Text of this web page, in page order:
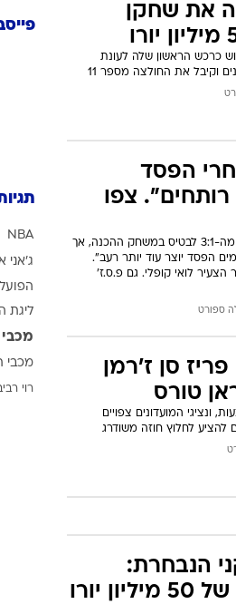
את שחקן
כרכש הראשון שלה לעונת
הפסד
צפו
מאמן ארסנל לא הסתיר את אכזבתו מה-3:1 לבטיס במשחק ההכנה, אך
הפסד יוצר עוד יותר רעב".
לואי קופלי. גם פ.ס.ז'
ספורט
סן ז'רמן
טורס
ונציגי המועדונים צפויים
להציע לחלוץ חוזה משודרג
הנבחרת:
יורו
NBA
ג'אני
ליגת
מכבי
רוי